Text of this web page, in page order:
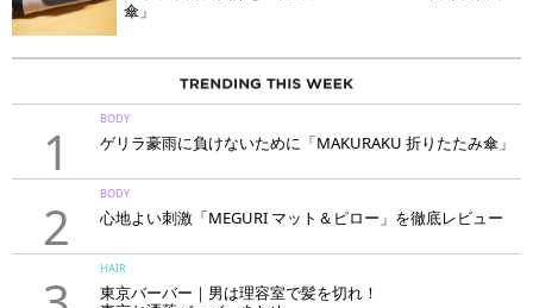
傘」
1
BODY
ゲリラ豪雨に負けないために「MAKURAKU 折りたたみ傘」
2
BODY
心地よい刺激「MEGURI マット＆ピロー」を徹底レビュー
HAIR
東京バーバー｜男は理容室で髪を切れ！